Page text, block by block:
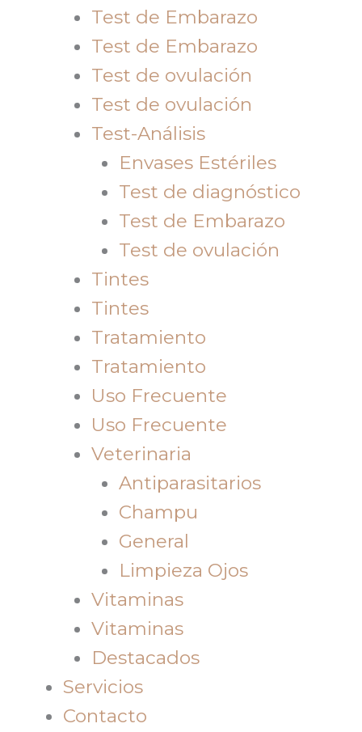
Test de Embarazo
Test de Embarazo
Test de ovulación
Test de ovulación
Test-Análisis
Envases Estériles
Test de diagnóstico
Test de Embarazo
Test de ovulación
Tintes
Tintes
Tratamiento
Tratamiento
Uso Frecuente
Uso Frecuente
Veterinaria
Antiparasitarios
Champu
General
Limpieza Ojos
Vitaminas
Vitaminas
Destacados
Servicios
Contacto